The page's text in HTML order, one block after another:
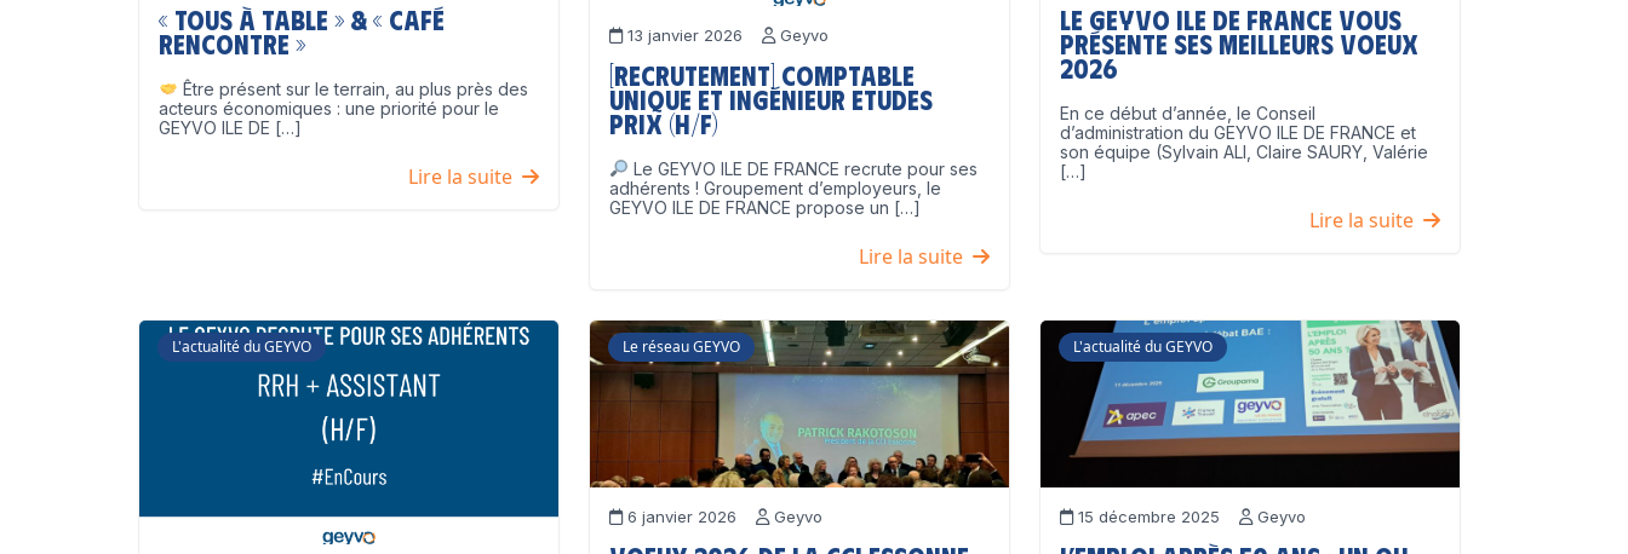
« Tous à table » & « Café
Rencontre »
Être présent sur le terrain, au plus près des
acteurs économiques : une priorité pour le
GEYVO ILE DE […]
Lire la suite
13 janvier 2026 Geyvo
[Recrutement] Comptable
unique et Ingénieur Etudes
Prix (H/F)
Le GEYVO ILE DE FRANCE recrute pour ses
adhérents ! Groupement d’employeurs, le
GEYVO ILE DE FRANCE propose un […]
Lire la suite
Le GEYVO Ile de France vous
présente ses meilleurs voeux
2026
En ce début d’année, le Conseil
d’administration du GEYVO ILE DE FRANCE et
son équipe (Sylvain ALI, Claire SAURY, Valérie
[…]
Lire la suite
L'actualité du GEYVO Le réseau GEYVO
6 janvier 2026 Geyvo
L'actualité du GEYVO
15 décembre 2025 Geyvo